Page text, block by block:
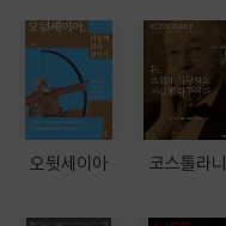
오뒷세이아 코스톨라니